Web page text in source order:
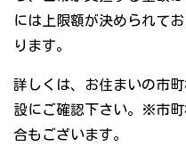
には上限額が決められて
ります。
詳しくは、お住まいの市
設にご確認下さい。※市
合もございます。